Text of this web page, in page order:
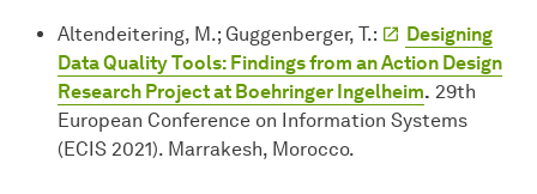
Altendeitering, M.; Guggenberger, T.:
Designing
Data Quality Tools: Findings from an Action Design
Research Project at Boehringer Ingelheim. 29th
European Conference on Information Systems
(ECIS 2021). Marrakesh, Morocco.